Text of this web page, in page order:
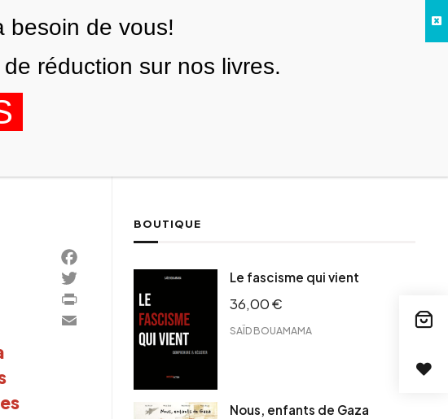
Facebook
Twitter
PrintFriendly
Email
BOUTIQUE
Le fascisme qui vient
36,00€
SAÏD BOUAMAMA
Nous, enfants de Gaza
besoin de vous!
réduction sur nos livres.